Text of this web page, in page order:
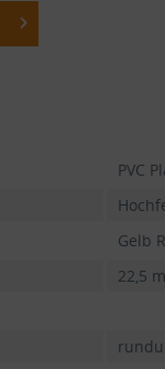
PVC
Gelb
22,5